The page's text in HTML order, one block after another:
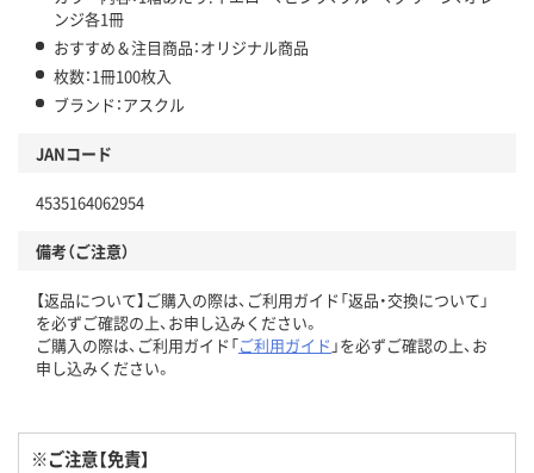
ンジ各1冊
おすすめ＆注目商品：オリジナル商品
枚数：1冊100枚入
ブランド：アスクル
JANコード
4535164062954
備考（ご注意）
【返品について】ご購入の際は、ご利用ガイド「返品・交換について」
を必ずご確認の上、お申し込みください。
ご購入の際は、ご利用ガイド「ご利用ガイド 」を必ずご確認の上、お
申し込みください。
※ご注意【免責】